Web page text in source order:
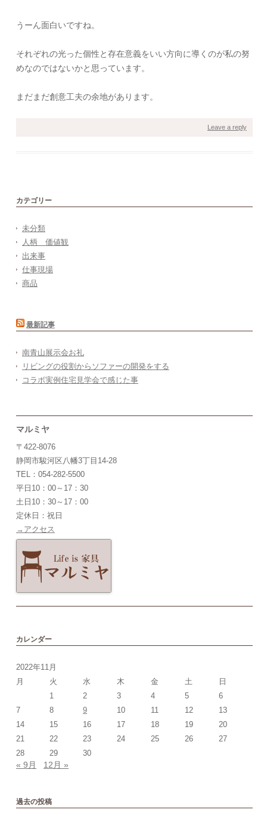
うーん面白いですね。
それぞれの光った個性と存在意義をいい方向に導くのが私の努
めなのではないかと思っています。
まだまだ創意工夫の余地があります。
Leave a reply
カテゴリー
未分類
人柄 価値観
出来事
仕事現場
商品
最新記事
南青山展示会お礼
リビングの役割からソファーの開発をする
コラボ実例住宅見学会で感じた事
マルミヤ
〒422-8076
静岡市駿河区八幡3丁目14-28
TEL：054-282-5500
平日10：00～17：30
土日10：30～17：00
定休日：祝日
→アクセス
カレンダー
2022年11月
月
火 水 木 金 土
日
1
2 3 4 5
6
7
8 9 10 11 12
13
14
15 16 17 18 19
20
21
22 23 24 25 26
27
28
29 30
« 9月 12月 »
過去の投稿